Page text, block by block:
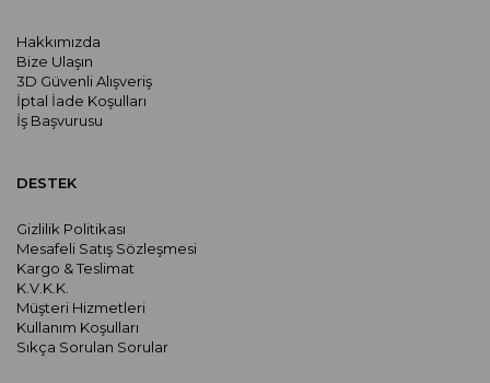
Hakkımızda
Bize Ulaşın
3D Güvenli Alışveriş
İptal İade Koşulları
İş Başvurusu
DESTEK
Gizlilik Politikası
Mesafeli Satış Sözleşmesi
Kargo & Teslimat
K.V.K.K.
Müşteri Hizmetleri
Kullanım Koşulları
Sıkça Sorulan Sorular